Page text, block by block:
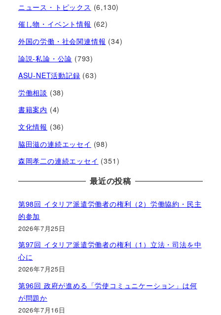
ニュース・トピックス (6,130)
催し物・イベント情報 (62)
外国の労働・社会関連情報 (34)
論説-私論・公論 (793)
ASU-NET活動記録 (63)
労働相談 (38)
書籍案内 (4)
文化情報 (36)
脇田滋の連続エッセイ (98)
森岡孝二の連続エッセイ (351)
最近の投稿
第98回 イタリア派遣労働者の権利（2）労働協約・民主
的参加
2026年7月25日
第97回 イタリア派遣労働者の権利（1）立法・司法を中
心に
2026年7月25日
第96回 政府が進める「労使コミュニケーション」は何
が問題か
2026年7月16日